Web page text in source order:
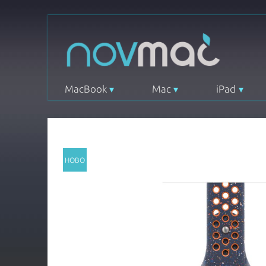
MacBook Mac iPad